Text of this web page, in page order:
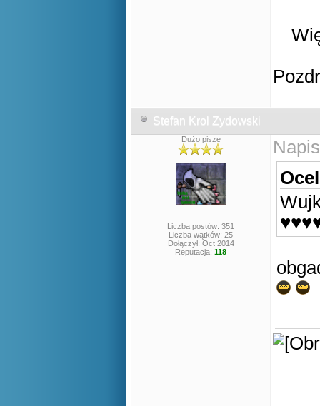
Stefan Krol Zydowski
Dużo pisze
Liczba postów: 351
Liczba wątków: 25
Dołączył: Oct 2014
Reputacja: 118